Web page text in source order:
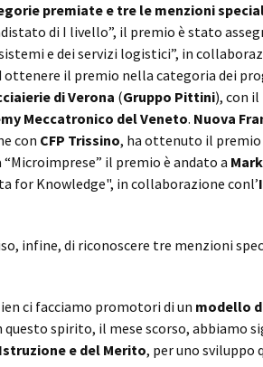
premiate e tre le menzioni
di I livello”, il premio è stato
e dei servizi logistici”, in
ottenere il premio nella categoria dei
di Verona (Gruppo Pittini), con
Meccatronico del Veneto. Nuova
con CFP Trissino, ha ottenuto il premio
il premio è andato a
for Knowledge", in collaborazione conl’
infine, di riconoscere tre menzioni
ci facciamo promotori di un modello
questo spirito, il mese scorso, abbiamo
e del Merito, per uno sviluppo